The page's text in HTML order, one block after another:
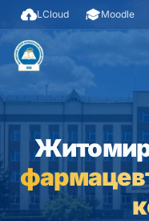
LCloud Moodle